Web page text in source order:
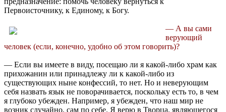
Первоисточнику, к Единому, к Богу.
— А вы сами
верующий
человек (если, конечно, удобно об этом говорить)?
— Если вы имеете в виду, посещаю ли я какой-либо храм как
прихожанин или принадлежу ли к какой-либо из
существующих ныне конфессий, то нет. Но и неверующим
себя назвать язык не поворачивается, поскольку есть то, в чем
я глубоко убежден. Например, я убежден, что наш мир не
возник случайно, сам по себе. Я верю в Творца, являющегося